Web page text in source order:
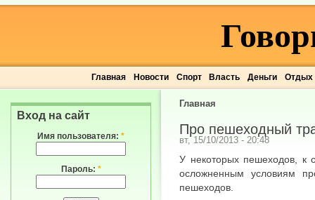
Главная Новости Спорт Власть Деньги Отдых
Главная
Про пешеходный
вт, 15/10/2013 - 20:48
У некоторых пешеходов, к
осложненным условиям
пешеходов.
Вход на сайт
Имя пользователя: *
Пароль: *